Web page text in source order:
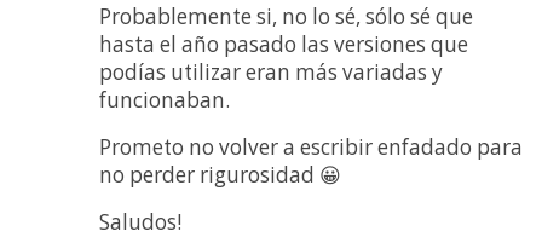
Probablemente si, no lo sé, sólo sé que
hasta el año pasado las versiones que
podías utilizar eran más variadas y
funcionaban.
Prometo no volver a escribir enfadado para
no perder rigurosidad 😀
Saludos!